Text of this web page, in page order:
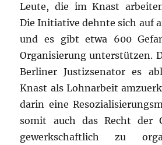
Leute, die im Knast
Die Initiative dehnte sich auf
und es gibt etwa 600
Organisierung unterstützen.
Berliner Justizsenator es
Knast als Lohnarbeit
darin eine
somit auch das Recht der
gewerkschaftlich zu